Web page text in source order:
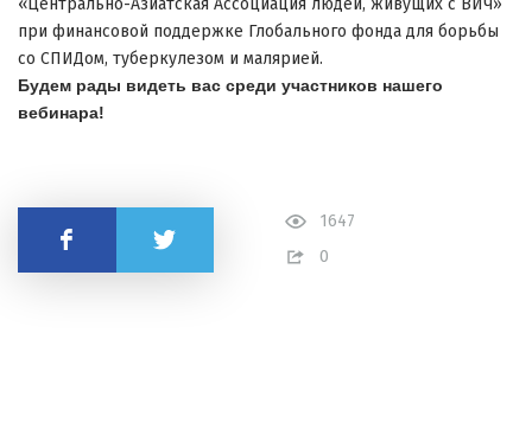
при финансовой поддержке Глобального фонда для борьбы
со СПИДом, туберкулезом и малярией.
Будем рады видеть вас среди участников нашего
вебинара!
1647
0
Поделиться